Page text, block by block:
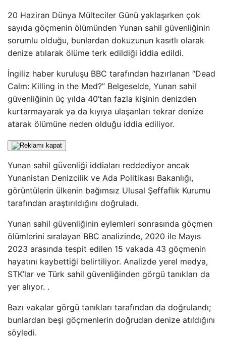
20 Haziran Dünya Mülteciler Günü yaklaşırken çok
sayıda göçmenin ölümünden Yunan sahil güvenliğinin
sorumlu olduğu, bunlardan dokuzunun kasıtlı olarak
denize atılarak ölüme terk edildiği iddia edildi.
İngiliz haber kuruluşu BBC tarafından hazırlanan “Dead
Calm: Killing in the Med?” Belgeselde, Yunan sahil
güvenliğinin üç yılda 40’tan fazla kişinin denizden
kurtarmayarak ya da kıyıya ulaşanları tekrar denize
atarak ölümüne neden olduğu iddia ediliyor.
Yunan sahil güvenliği iddiaları reddediyor ancak
Yunanistan Denizcilik ve Ada Politikası Bakanlığı,
görüntülerin ülkenin bağımsız Ulusal Şeffaflık Kurumu
tarafından araştırıldığını doğruladı.
Yunan sahil güvenliğinin eylemleri sonrasında göçmen
ölümlerini sıralayan BBC analizinde, 2020 ile Mayıs
2023 arasında tespit edilen 15 vakada 43 göçmenin
hayatını kaybettiği belirtiliyor. Analizde yerel medya,
STK’lar ve Türk sahil güvenliğinden görgü tanıkları da
yer alıyor. .
Bazı vakalar görgü tanıkları tarafından da doğrulandı;
bunlardan beşi göçmenlerin doğrudan denize atıldığını
söyledi.